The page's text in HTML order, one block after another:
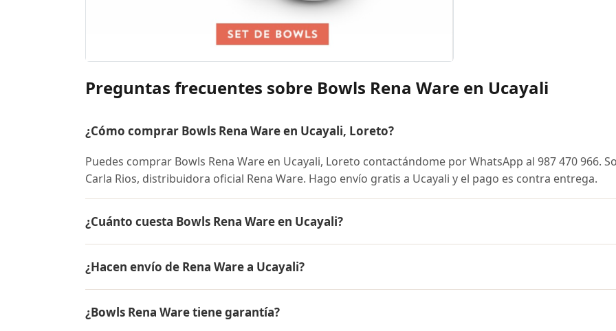
Preguntas frecuentes sobre Bowls Rena Ware en Ucayali
¿Cómo comprar Bowls Rena Ware en Ucayali, Loreto?
Puedes comprar Bowls Rena Ware en Ucayali, Loreto contactándome por WhatsApp al 987 470 966.
Carla Rios, distribuidora oficial Rena Ware. Hago envío gratis a Ucayali y el pago es contra entrega.
¿Cuánto cuesta Bowls Rena Ware en Ucayali?
precio actual, promociones disponibles y facilidades de pago en cuotas desde el 10% de inicial.
¿Hacen envío de Rena Ware a Ucayali?
¿Bowls Rena Ware tiene garantía?